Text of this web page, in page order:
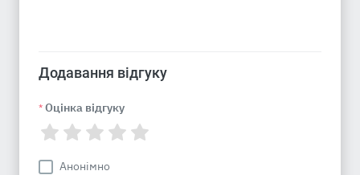
Додавання відгуку
* Оцінка відгуку
Анонімно